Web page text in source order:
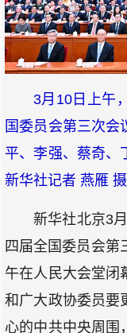
3月10日上午
国委员会第三次会
平、李强、蔡奇、
新华社记者 燕雁 摄
新华社北京3
四届全国委员会第
午在人民大会堂闭
和广大政协委员要
心的中共中央周围